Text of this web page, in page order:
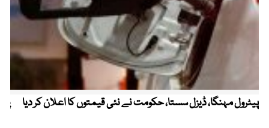
پیٹرول مہنگا، ڈیزل سستا، حکومت نے نئی قیمتوں کا اعلان کر دیا